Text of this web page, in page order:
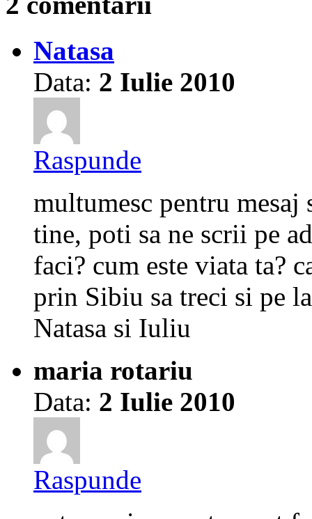
Natasa
Data: 2 Iulie 2010
Raspunde
multumesc pentru
tine, poti sa ne scrii pe
faci? cum este viata ta?
prin Sibiu sa treci si pe
Natasa si Iuliu
maria rotariu
Data: 2 Iulie 2010
Raspunde